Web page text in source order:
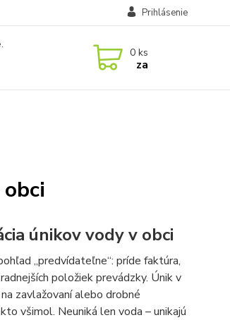
Prihlásenie
0 ks
za
únikov vody v obci
„predvídateľne“: príde faktúra,
položiek prevádzky. Únik v
zavlažovaní alebo drobné
všimol. Neuniká len voda – unikajú